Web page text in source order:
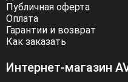
Публичная оферта
Оплата
Гарантии и возврат
Как заказать
Интернет-магазин